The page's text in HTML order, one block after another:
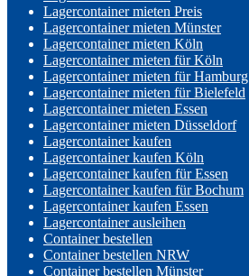
Lagercontainer mieten Preis
Lagercontainer mieten Münster
Lagercontainer mieten Köln
Lagercontainer mieten für Köln
Lagercontainer mieten für Hamburg
Lagercontainer mieten für Bielefeld
Lagercontainer mieten Essen
Lagercontainer mieten Düsseldorf
Lagercontainer kaufen
Lagercontainer kaufen Köln
Lagercontainer kaufen für Essen
Lagercontainer kaufen für Bochum
Lagercontainer kaufen Essen
Lagercontainer ausleihen
Container bestellen
Container bestellen NRW
Container bestellen Münster